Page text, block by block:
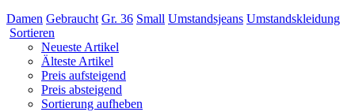
Damen Gebraucht Gr. 36 Small Umstandsjeans Umstandskleidung
Sortieren
Neueste Artikel
Älteste Artikel
Preis aufsteigend
Preis absteigend
Sortierung aufheben